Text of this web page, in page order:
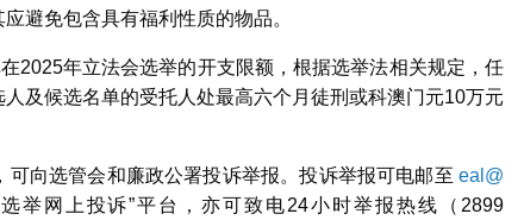
避免包含具有福利性质的物品。
2025年立法会选举的开支限额，根据选举法相关规定，任
及候选名单的受托人处最高六个月徒刑或科澳门元10万元
向选管会和廉政公署投诉举报。投诉举报可电邮至 eal@
举网上投诉”平台，亦可致电24小时举报热线（2899